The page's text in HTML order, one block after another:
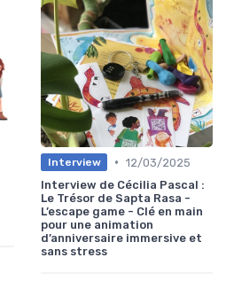
Interview • 12/03/2025
Interview de Cécilia Pascal :
Le Trésor de Sapta Rasa -
L’escape game - Clé en main
pour une animation
d’anniversaire immersive et
sans stress